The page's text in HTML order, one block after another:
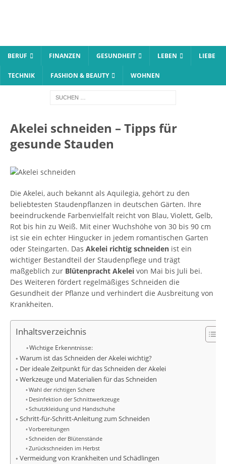
BERUF FINANZEN GESUNDHEIT LEBEN LIEBE
TECHNIK FASHION & BEAUTY WOHNEN
Akelei schneiden – Tipps für
gesunde Stauden
Die Akelei, auch bekannt als Aquilegia, gehört zu den
beliebtesten Staudenpflanzen in deutschen Gärten. Ihre
beeindruckende Farbenvielfalt reicht von Blau, Violett, Gelb,
Rot bis hin zu Weiß. Mit einer Wuchshöhe von 30 bis 90 cm
ist sie ein echter Hingucker in jedem romantischen Garten
oder Steingarten. Das Akelei richtig schneiden ist ein
wichtiger Bestandteil der Staudenpflege und trägt
maßgeblich zur Blütenpracht Akelei von Mai bis Juli bei.
Des Weiteren fördert regelmäßiges Schneiden die
Gesundheit der Pflanze und verhindert die Ausbreitung von
Krankheiten.
Inhaltsverzeichnis
Wichtige Erkenntnisse:
Warum ist das Schneiden der Akelei wichtig?
Der ideale Zeitpunkt für das Schneiden der Akelei
Werkzeuge und Materialien für das Schneiden
Wahl der richtigen Schere
Desinfektion der Schnittwerkzeuge
Schutzkleidung und Handschuhe
Schritt-für-Schritt-Anleitung zum Schneiden
Vorbereitungen
Schneiden der Blütenstände
Zurückschneiden im Herbst
Vermeidung von Krankheiten und Schädlingen